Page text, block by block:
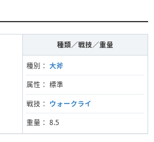
種類／戦技／重量
種別： 大斧
属性： 標準
戦技： ウォークライ
重量： 8.5